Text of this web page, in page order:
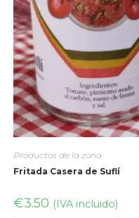
Productos de la zona
Fritada Casera de Suflí
€3.50 (IVA incluido)